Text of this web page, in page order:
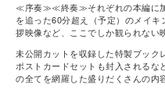
≪序奏≫≪終奏≫それぞれの本編に
を追った60分超え（予定）のメイ
拶映像など、ここでしか観られない
未公開カットを収録した特製ブック
ポストカードセットも封入されるな
の全てを網羅した盛りだくさんの内